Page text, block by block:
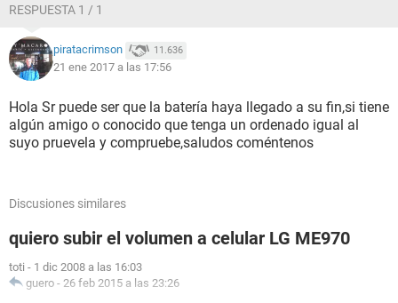
RESPUESTA 1 / 1
piratacrimson 11.636
21 ene 2017 a las 17:56
Hola Sr puede ser que la batería haya llegado a su fin,si tiene
algún amigo o conocido que tenga un ordenado igual al
suyo pruevela y compruebe,saludos coméntenos
Discusiones similares
quiero subir el volumen a celular LG ME970
toti - 1 dic 2008 a las 16:03
guero - 26 feb 2015 a las 23:26